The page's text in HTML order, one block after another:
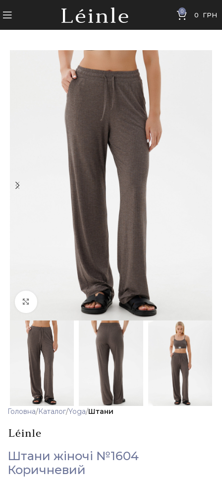
0 0 ГРН
Клацніть, щоб збільшити
Головна Каталог Yoga Штани
Штани жіночі №1604
Коричневий